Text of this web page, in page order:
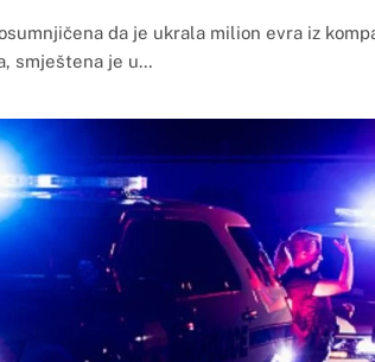
da je ukrala milion evra iz
smještena je u…